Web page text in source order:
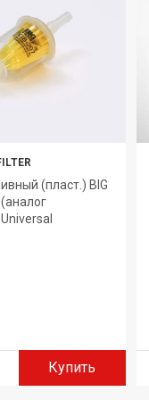
(пласт.) BIG
Купить